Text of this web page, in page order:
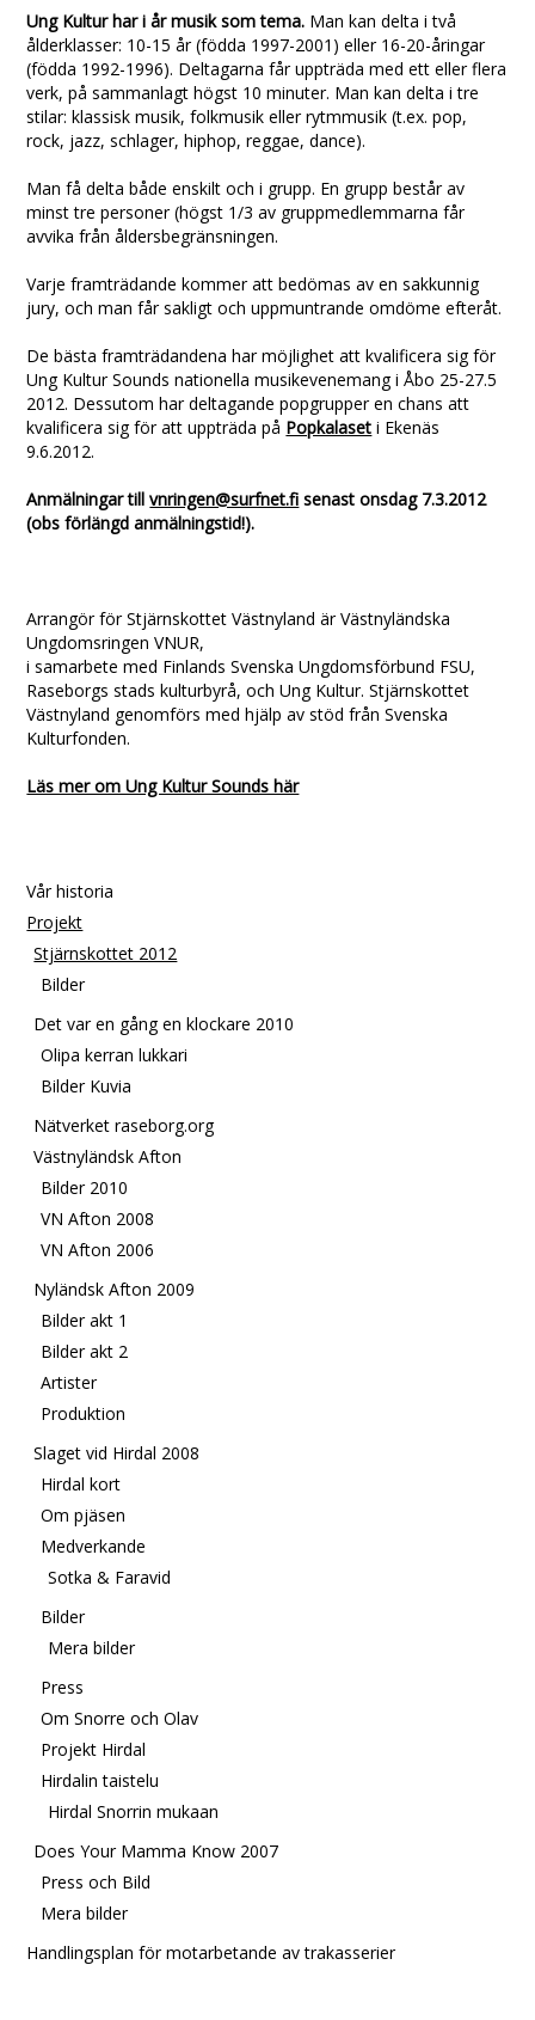
Ung Kultur har i år musik som tema. Man kan delta i två
ålderklasser: 10-15 år (födda 1997-2001) eller 16-20-åringar
(födda 1992-1996). Deltagarna får uppträda med ett eller flera
verk, på sammanlagt högst 10 minuter. Man kan delta i tre
stilar: klassisk musik, folkmusik eller rytmmusik (t.ex. pop,
rock, jazz, schlager, hiphop, reggae, dance).
Man få delta både enskilt och i grupp. En grupp består av
minst tre personer (högst 1/3 av gruppmedlemmarna får
avvika från åldersbegränsningen.
Varje framträdande kommer att bedömas av en sakkunnig
jury, och man får sakligt och uppmuntrande omdöme efteråt.
De bästa framträdandena har möjlighet att kvalificera sig för
Ung Kultur Sounds nationella musikevenemang i Åbo 25-27.5
2012. Dessutom har deltagande popgrupper en chans att
kvalificera sig för att uppträda på Popkalaset i Ekenäs
9.6.2012.
Anmälningar tillvnringen@surfnet.fi senast onsdag 7.3.2012
(obs förlängd anmälningstid!).
Arrangör för Stjärnskottet Västnyland är Västnyländska
Ungdomsringen VNUR,
i samarbete med Finlands Svenska Ungdomsförbund FSU,
Raseborgs stads kulturbyrå, och Ung Kultur. Stjärnskottet
Västnyland genomförs med hjälp av stöd från Svenska
Kulturfonden.
Läs mer om Ung Kultur Sounds här
Vår historia
Projekt
Stjärnskottet 2012
Bilder
Det var en gång en klockare 2010
Olipa kerran lukkari
Bilder Kuvia
Nätverket raseborg.org
Västnyländsk Afton
Bilder 2010
VN Afton 2008
VN Afton 2006
Nyländsk Afton 2009
Bilder akt 1
Bilder akt 2
Artister
Produktion
Slaget vid Hirdal 2008
Hirdal kort
Om pjäsen
Medverkande
Sotka & Faravid
Bilder
Mera bilder
Press
Om Snorre och Olav
Projekt Hirdal
Hirdalin taistelu
Hirdal Snorrin mukaan
Does Your Mamma Know 2007
Press och Bild
Mera bilder
Handlingsplan för motarbetande av trakasserier